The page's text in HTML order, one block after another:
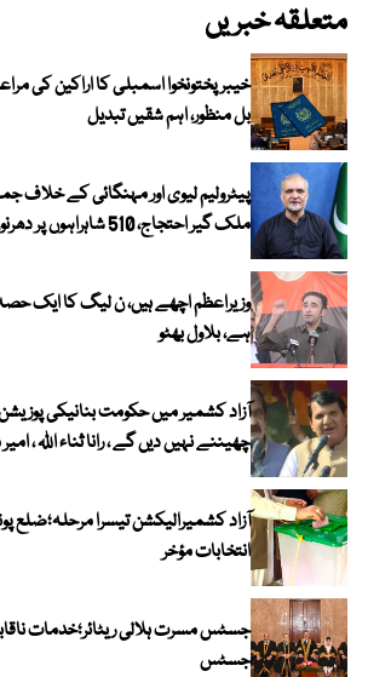
متعلقہ خبریں
خیبرپختونخوا اسمبلی کا اراکین کی
بل منظور، اہم شقیں تبدیل
پیٹرولیم لیوی اور مہنگائی کے خلاف
ملک گیر احتجاج، 510 شاہراہوں پر دھرنوں کا اعلان
وزیراعظم اچھے ہیں، ن لیگ کا ایک حصہ
ہے، بلاول بھٹو
آزاد کشمیر میں حکومت بنانیکی
چھیننے نہیں دیں گے ، رانا ثناء اللہ ،
آزاد کشمیرالیکشن تیسرا مرحلہ؛ضلع
انتخابات مؤخر
جسٹس مسرت ہلالی ریٹائر؛خدمات
جسٹس